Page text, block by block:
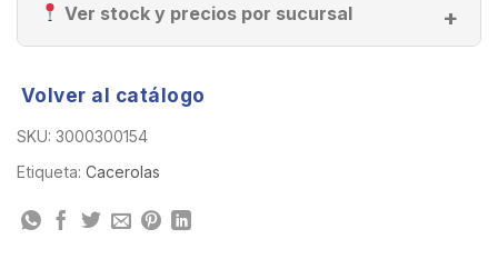
Ver stock y precios por sucursal
Volver al catálogo
SKU: 3000300154
Etiqueta: Cacerolas